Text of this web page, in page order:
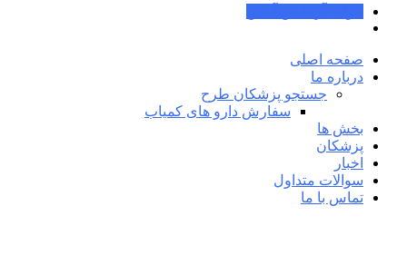
صفحه اصلی
درباره ما
جستجو پزشکان طرح
سفارش دارو های کمیاب
بخش ها
پزشکان
اخبار
سوالات متداول
تماس با ما